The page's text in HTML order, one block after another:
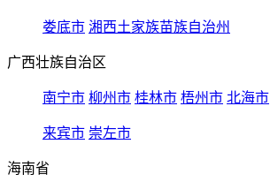
娄底市 湘西土家族苗族自治州
广西壮族自治区
南宁市 柳州市 桂林市 梧州市 北海市
来宾市 崇左市
海南省